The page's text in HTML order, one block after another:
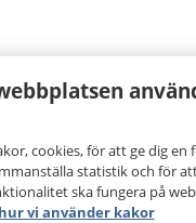
cookies, för att ge dig en
statistik och för
ska fungera på
vi använder kakor